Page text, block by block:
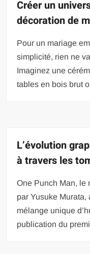
Créer un
décoration de
Pour un mariage
simplicité, rien ne
Imaginez une
tables en bois brut
L’évolution
à travers les
One Punch Man, le
par Yusuke Murata,
mélange unique
publication du